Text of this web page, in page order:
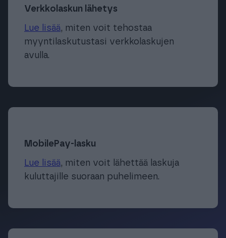
Verkkolaskun lähetys
Lue lisää, miten voit tehostaa
myyntilaskutustasi verkkolaskujen
avulla.
MobilePay-lasku
Lue lisää, miten voit lähettää laskuja
kuluttajille suoraan puhelimeen.